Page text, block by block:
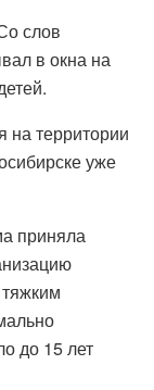
слов
в окна на
на территории
уже
приняла
до 15 лет